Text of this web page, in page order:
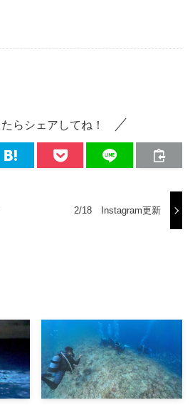
らシェアしてね！
2/18 Instagram更新